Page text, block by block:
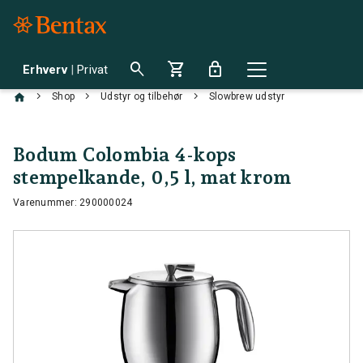
Erhverv | Privat search shopping_cart lock
chevron_right Shop chevron_right Udstyr og tilbehør chevron_right Slowbrew udstyr
Bodum Colombia 4-kops
stempelkande, 0,5 l, mat krom
Varenummer: 290000024